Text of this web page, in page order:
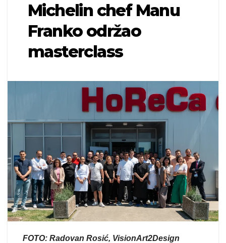
Michelin chef Manu
Franko održao
masterclass
FOTO: Radovan Rosić, VisionArt2Design